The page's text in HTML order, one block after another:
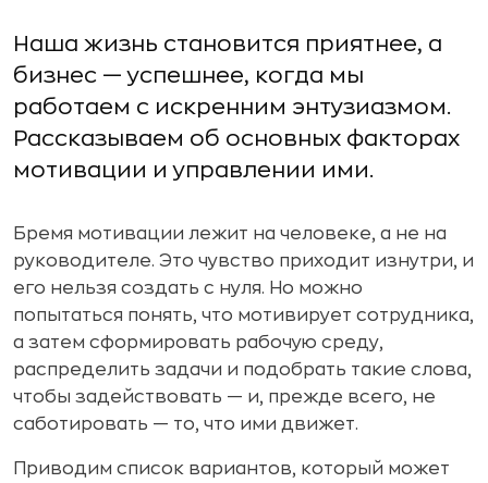
Наша жизнь становится приятнее, а
бизнес — успешнее, когда мы
работаем с искренним энтузиазмом.
Рассказываем об основных факторах
мотивации и управлении ими.
Бремя мотивации лежит на человеке, а не на
руководителе. Это чувство приходит изнутри, и
его нельзя создать с нуля. Но можно
попытаться понять, что мотивирует сотрудника,
а затем сформировать рабочую среду,
распределить задачи и подобрать такие слова,
чтобы задействовать — и, прежде всего, не
саботировать — то, что ими движет.
Приводим список вариантов, который может